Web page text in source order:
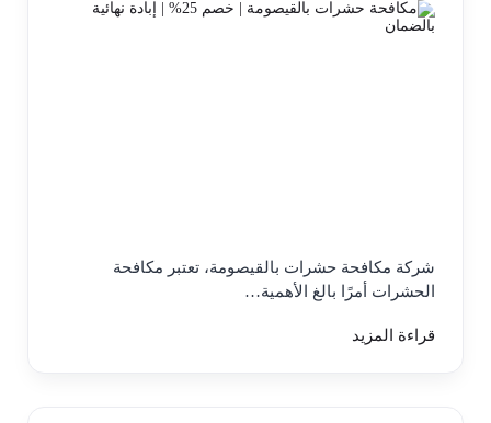
شركة مكافحة حشرات بالقيصومة، تعتبر مكافحة
الحشرات أمرًا بالغ الأهمية…
قراءة المزيد